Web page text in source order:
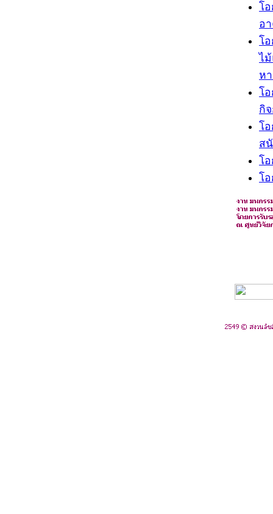
โ
อ
โ
ไ
ห
โ
กิ
โ
ส
โ
โ